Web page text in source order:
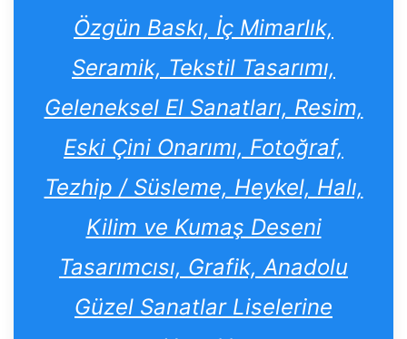
Özgün Baskı, İç Mimarlık,
Seramik, Tekstil Tasarımı,
Geleneksel El Sanatları, Resim,
Eski Çini Onarımı, Fotoğraf,
Tezhip / Süsleme, Heykel, Halı,
Kilim ve Kumaş Deseni
Tasarımcısı, Grafik, Anadolu
Güzel Sanatlar Liselerine